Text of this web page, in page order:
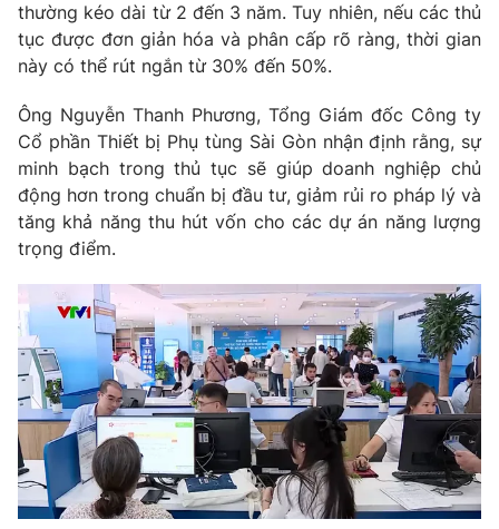
Thị trường
Tư vấn
Lịch phát sóng
Emagazine Podcast
Photo Infographic
VTV Money VTV Thể thao
VTV Sức khoẻ Bất động sản
Thị trường 24h Tấm lòng Việt
thường kéo dài từ 2 đến 3 năm. Tuy nhiên, nếu các thủ
tục được đơn giản hóa và phân cấp rõ ràng, thời gian
này có thể rút ngắn từ 30% đến 50%.
Ông Nguyễn Thanh Phương, Tổng Giám đốc Công ty
Cổ phần Thiết bị Phụ tùng Sài Gòn nhận định rằng, sự
minh bạch trong thủ tục sẽ giúp doanh nghiệp chủ
động hơn trong chuẩn bị đầu tư, giảm rủi ro pháp lý và
tăng khả năng thu hút vốn cho các dự án năng lượng
trọng điểm.